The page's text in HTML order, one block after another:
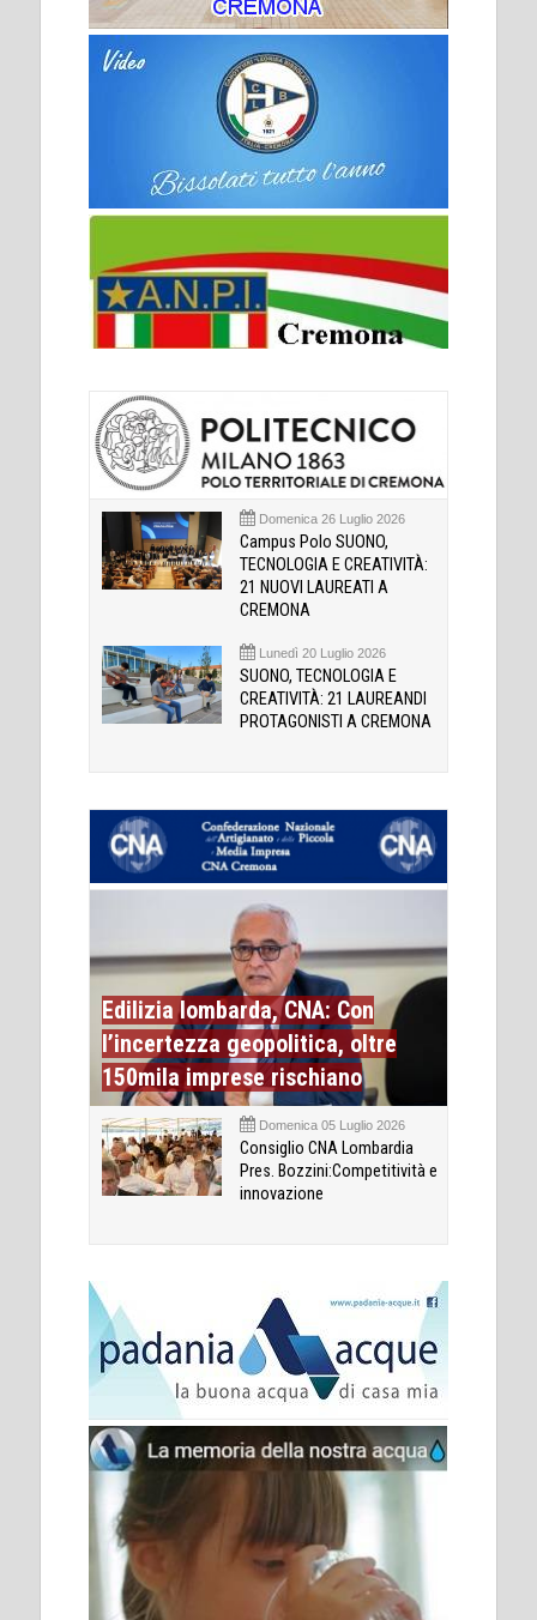
Domenica 26 Luglio 2026
Campus Polo SUONO,
TECNOLOGIA E CREATIVITÀ:
21 NUOVI LAUREATI A
CREMONA
Lunedì 20 Luglio 2026
SUONO, TECNOLOGIA E
CREATIVITÀ: 21 LAUREANDI
PROTAGONISTI A CREMONA
Edilizia lombarda, CNA: Con
l’incertezza geopolitica, oltre
150mila imprese rischiano
Domenica 05 Luglio 2026
Consiglio CNA Lombardia
Pres. Bozzini:Competitività e
innovazione